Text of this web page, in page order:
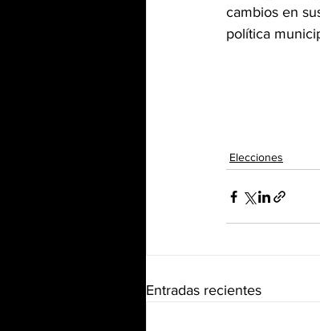
cambios en
política
Elecciones
Entradas recientes